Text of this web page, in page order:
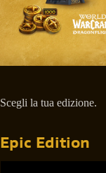
Scegli la tua edizione.
Epic Edition